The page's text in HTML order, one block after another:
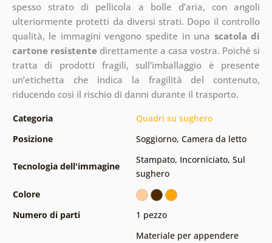
spesso strato di pellicola a bolle d’aria, con angoli
ulteriormente protetti da diversi strati. Dopo il controllo
qualità, le immagini vengono spedite in una scatola di
cartone resistente direttamente a casa vostra. Poiché si
tratta di prodotti fragili, sull'imballaggio è presente
un’etichetta che indica la fragilità del contenuto,
riducendo così il rischio di danni durante il trasporto.
Categoria
Quadri su sughero
Posizione
Soggiorno, Camera da letto
Tecnologia dell'immagine
Stampato, Incorniciato, Sul
sughero
Colore
Numero di parti
1 pezzo
Materiale per appendere